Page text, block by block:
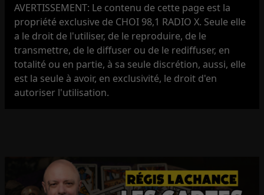
AVERTISSEMENT: Le contenu de cette page est la
propriété exclusive de CHOI 98,1 RADIO X. Seule elle
a le droit de l'utiliser, de le reproduire, de le
transmettre, de le diffuser ou de le rediffuser, en
totalité ou en partie, à sa seule discrétion, aussi, elle
est la seule à avoir, en exclusivité, le droit d'en
autoriser l'utilisation.